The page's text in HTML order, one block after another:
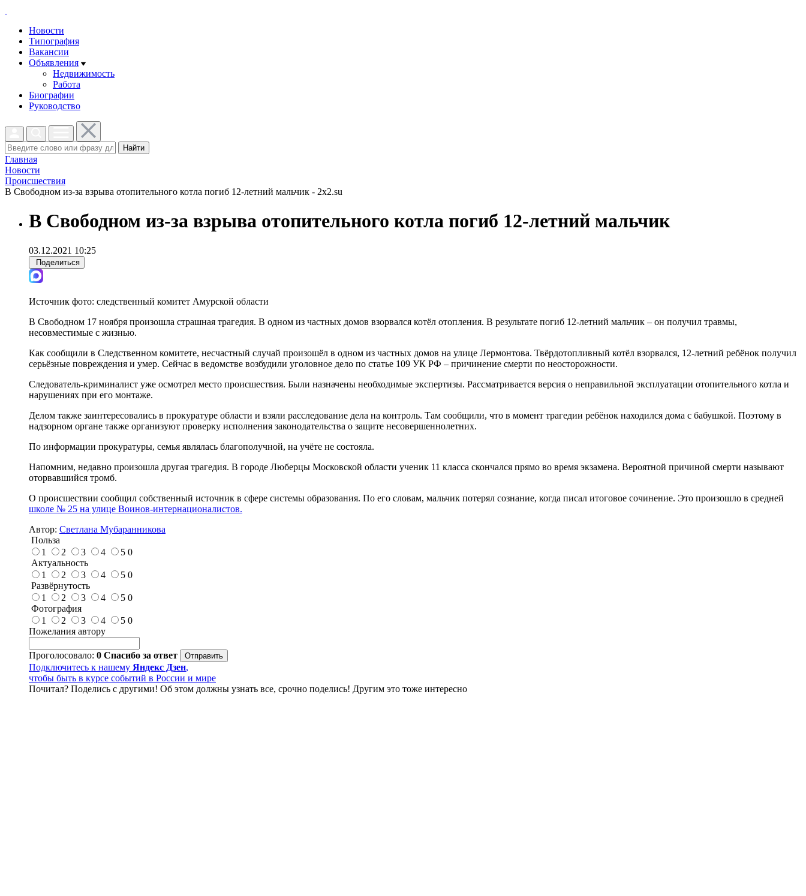
Новости
Типография
Вакансии
Объявления
Недвижимость
Работа
Биографии
Руководство
Найти
Главная
Новости
Проиcшествия
В Свободном из-за взрыва отопительного котла погиб 12-летний мальчик - 2x2.su
В Свободном из-за взрыва отопительного котла погиб 12-летний мальчик
03.12.2021 10:25
Поделиться
Источник фото: следственный комитет Амурской области
В Свободном 17 ноября произошла страшная трагедия. В одном из частных домов взорвался котёл отопления. В результате погиб 12-летний мальчик – он получил травмы,
несовместимые с жизнью.
Как сообщили в Следственном комитете, несчастный случай произошёл в одном из частных домов на улице Лермонтова. Твёрдотопливный котёл взорвался, 12-летний ребёнок получил
серьёзные повреждения и умер. Сейчас в ведомстве возбудили уголовное дело по статье 109 УК РФ – причинение смерти по неосторожности.
Следователь-криминалист уже осмотрел место происшествия. Были назначены необходимые экспертизы. Рассматривается версия о неправильной эксплуатации отопительного котла и
нарушениях при его монтаже.
Делом также заинтересовались в прокуратуре области и взяли расследование дела на контроль. Там сообщили, что в момент трагедии ребёнок находился дома с бабушкой. Поэтому в
надзорном органе также организуют проверку исполнения законодательства о защите несовершеннолетних.
По информации прокуратуры, семья являлась благополучной, на учёте не состояла.
Напомним, недавно произошла другая трагедия. В городе Люберцы Московской области ученик 11 класса скончался прямо во время экзамена. Вероятной причиной смерти называют
оторвавшийся тромб.
О происшествии сообщил собственный источник в сфере системы образования. По его словам, мальчик потерял сознание, когда писал итоговое сочинение. Это произошло в средней
школе № 25 на улице Воинов-интернационалистов.
Автор: Светлана Мубаранникова
Польза
1
2 3 4 5 0
Актуальность
1
2 3 4 5 0
Развёрнутость
1
2 3 4 5 0
Фотография
1
2 3 4 5 0
Пожелания автору
Проголосовало: 0 Спасибо за ответ
Подключитесь к нашему Яндекс Дзен,
чтобы быть в курсе событий в России и мире
Почитал? Поделись с другими! Об этом должны узнать все, срочно поделись! Другим это тоже интересно